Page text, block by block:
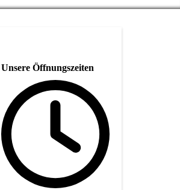
Unsere Öffnungszeiten